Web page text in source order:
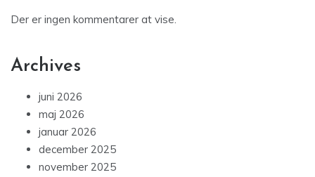
Der er ingen kommentarer at vise.
Archives
juni 2026
maj 2026
januar 2026
december 2025
november 2025